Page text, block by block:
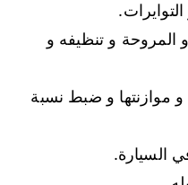
المروحة و تنظيفه و
و موازنتها و ضبط نسبة
السيارة.